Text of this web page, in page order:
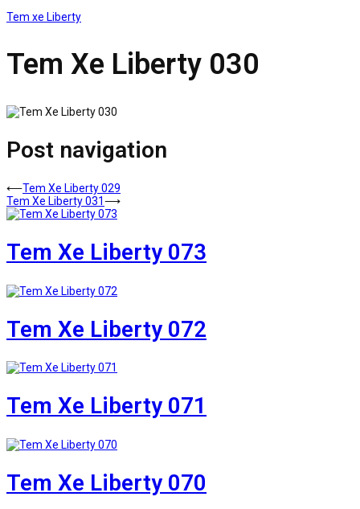
Tem xe Liberty
Tem Xe Liberty 030
Post navigation
⟵Tem Xe Liberty 029
Tem Xe Liberty 031⟶
Tem Xe Liberty 073
Tem Xe Liberty 072
Tem Xe Liberty 071
Tem Xe Liberty 070